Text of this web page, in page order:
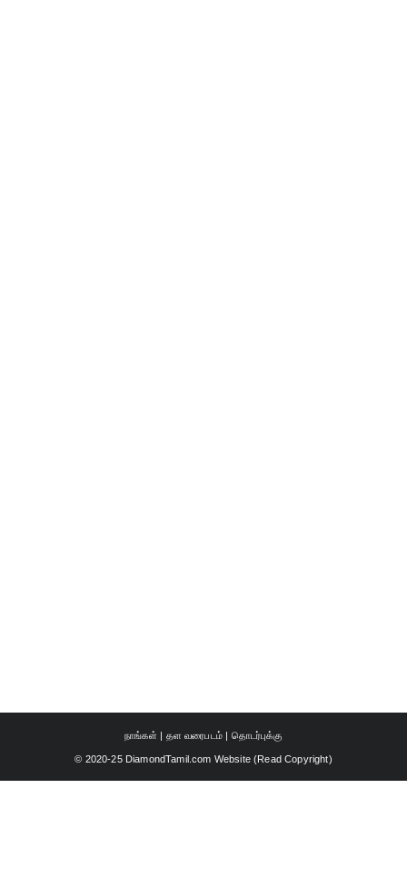
நாங்கள் | தள வரைபடம் | தொடர்புக்கு
© 2020-25 DiamondTamil.com Website (Read Copyright)